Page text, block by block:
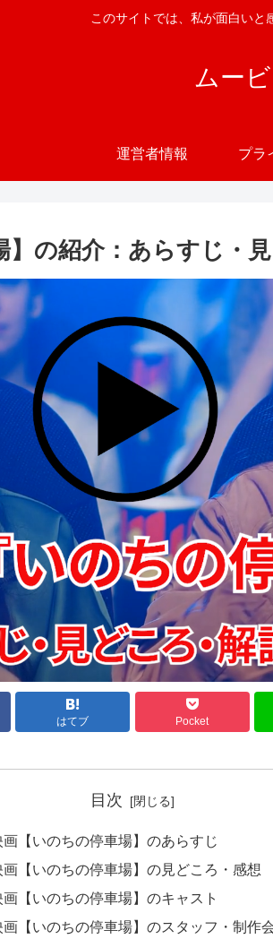
このサイトでは、私が面白いと
ムー
運営者情報 プラ
】の紹介：あらすじ・
はてブ Pocket
目次
画【いのちの停車場】のあらすじ
画【いのちの停車場】の見どころ・感想
画【いのちの停車場】のキャスト
画【いのちの停車場】のスタッフ・制作